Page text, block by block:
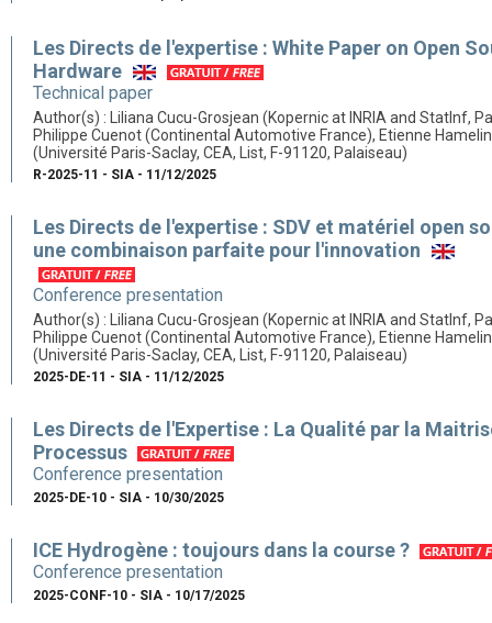
Les Directs de l'expertise : White Paper on Open
Hardware
Technical paper
Author(s) : Liliana Cucu-Grosjean (Kopernic at INRIA and StatInf,
Philippe Cuenot (Continental Automotive France), Etienne Hamelin
(Université Paris-Saclay, CEA, List, F-91120, Palaiseau)
R-2025-11 - SIA - 11/12/2025
Les Directs de l'expertise : SDV et matériel open
une combinaison parfaite pour l'innovation
Conference presentation
Author(s) : Liliana Cucu-Grosjean (Kopernic at INRIA and StatInf,
Philippe Cuenot (Continental Automotive France), Etienne Hamelin
(Université Paris-Saclay, CEA, List, F-91120, Palaiseau)
2025-DE-11 - SIA - 11/12/2025
Les Directs de l'Expertise : La Qualité par la
Processus
Conference presentation
2025-DE-10 - SIA - 10/30/2025
ICE Hydrogène : toujours dans la course ?
Conference presentation
2025-CONF-10 - SIA - 10/17/2025